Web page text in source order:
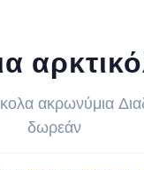
ακρωνύμια
δωρεάν